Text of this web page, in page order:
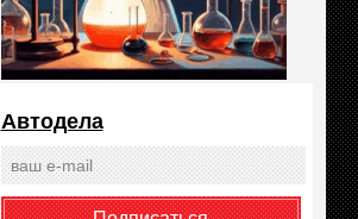
Автодела